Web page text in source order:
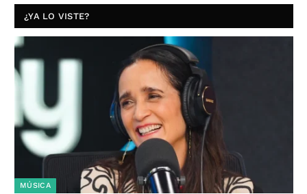
¿YA LO VISTE?
MÚSICA